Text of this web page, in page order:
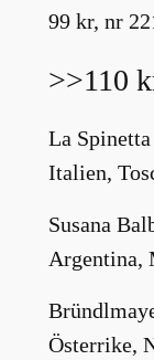
99 kr, nr
>>110
La
Italien,
Susana
Argentina,
Österrike,